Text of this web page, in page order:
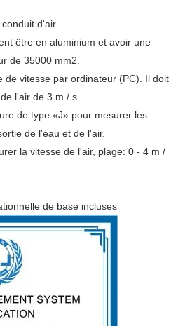
d'air.
être en aluminium et avoir une
de 35000 mm2.
de vitesse par ordinateur (PC). Il doit
l'air de 3 m / s.
de type «J» pour mesurer les
de l'eau et de l'air.
la vitesse de l'air, plage: 0 - 4 m /
de base incluses